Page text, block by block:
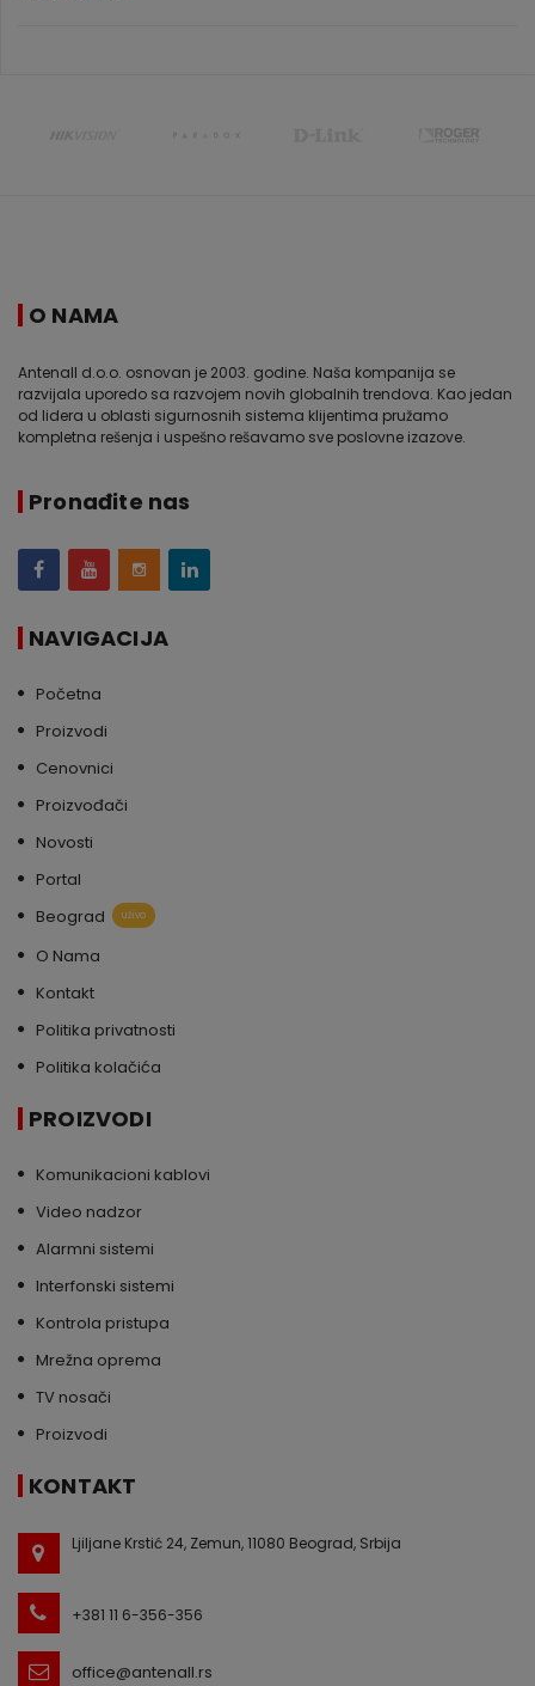
O NAMA
Antenall d.o.o. osnovan je 2003. godine. Naša kompanija se
razvijala uporedo sa razvojem novih globalnih trendova. Kao jedan
od lidera u oblasti sigurnosnih sistema klijentima pružamo
kompletna rešenja i uspešno rešavamo sve poslovne izazove.
Pronađite nas
NAVIGACIJA
Početna
Proizvodi
Cenovnici
Proizvođači
Novosti
Portal
Beograd
uživo
O Nama
Kontakt
Politika privatnosti
Politika kolačića
PROIZVODI
Komunikacioni kablovi
Video nadzor
Alarmni sistemi
Interfonski sistemi
Kontrola pristupa
Mrežna oprema
TV nosači
Proizvodi
KONTAKT
Ljiljane Krstić 24, Zemun, 11080 Beograd, Srbija
+381 11 6-356-356
office@antenall.rs